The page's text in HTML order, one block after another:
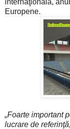
Europene.
„Foarte important
lucrare de